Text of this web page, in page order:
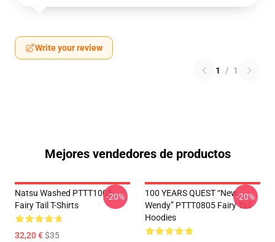
Write your review
1 / 1
Mejores vendedores de productos
Natsu Washed PTTT1005
Fairy Tail T-Shirts
32,20 €$35
-20%
100 YEARS QUEST “New
Wendy” PTTT0805 Fairy Tail
Hoodies
-20%